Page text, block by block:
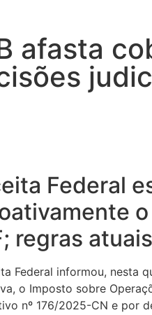
afasta
Federal
regras
Federal informou, nesta
o Imposto sobre
nº 176/2025-CN e por